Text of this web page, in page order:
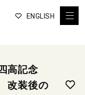
ENGLISH
高記念
装後の